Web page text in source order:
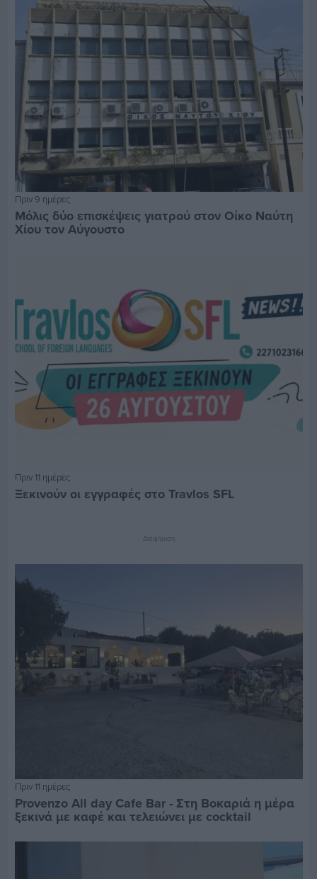
Πριν 9 ημέρες
Μόλις δύο επισκέψεις γιατρού στον Οίκο Ναύτη
Χίου τον Αύγουστο
Πριν 11 ημέρες
Ξεκινούν οι εγγραφές στο Travlos SFL
Διαφήμιση
Πριν 11 ημέρες
Provenzo All day Cafe Bar - Στη Βοκαριά η μέρα
ξεκινά με καφέ και τελειώνει με cocktail